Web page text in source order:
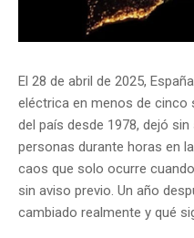
El 28 de abril de 2025,
eléctrica en menos de cinco
del país desde 1978, dejó
personas durante horas en
caos que solo ocurre
sin aviso previo. Un año
cambiado realmente y qué